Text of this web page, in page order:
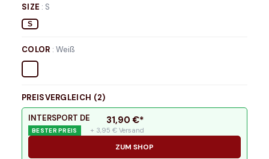
SIZE : S
S
COLOR : Weiß
PREISVERGLEICH (2)
INTERSPORT DE
BESTER PREIS
31,90 €*
+ 3,95 € Versand
ZUM SHOP